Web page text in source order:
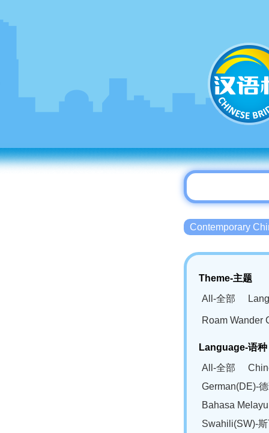
Contemporary
Theme-主题
All-全部
Roam Wander
Language-语种
All-全部
German(DE)-
Bahasa
Swahili(SW)-